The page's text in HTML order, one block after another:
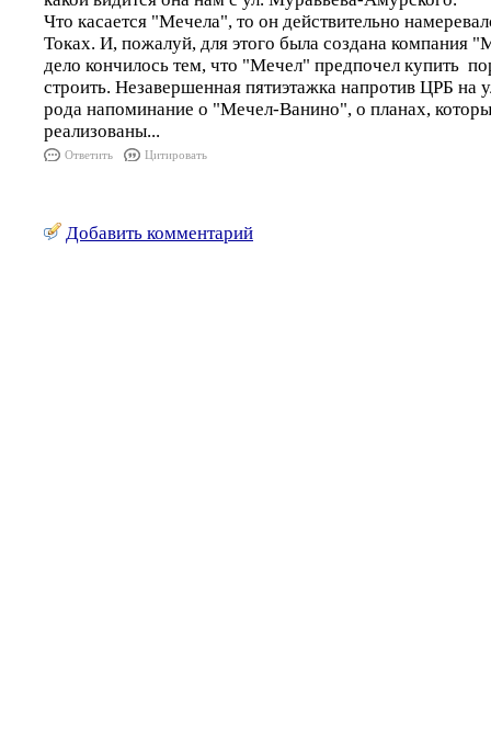
Что касается "Мечела", то он действительно
Токах. И, пожалуй, для этого была создана компания
дело кончилось тем, что "Мечел" предпочел купить
строить. Незавершенная пятиэтажка напротив ЦРБ на
рода напоминание о "Мечел-Ванино", о планах,
реализованы...
Ответить Цитировать
Добавить комментарий